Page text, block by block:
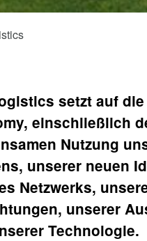
setzt auf
einschließlich
Nutzung
unserer neuen
Netzwerks,
unserer
Technologie.